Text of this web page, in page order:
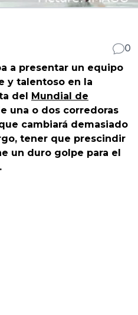
0
a presentar un equipo
y talentoso en la
del Mundial de
una o dos corredoras
cambiará demasiado
tener que prescindir
un duro golpe para el